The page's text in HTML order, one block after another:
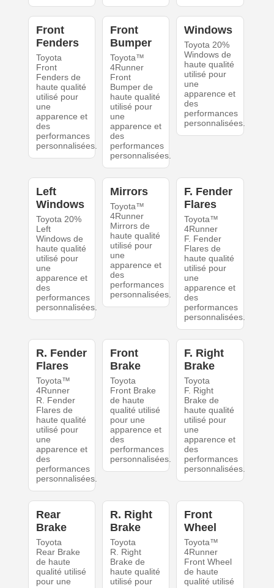
Front
Fenders
Toyota
Front
Fenders de
haute qualité
utilisé pour
une
apparence et
des
performances
personnalisées.
Front
Bumper
Toyota™
4Runner
Front
Bumper de
haute qualité
utilisé pour
une
apparence et
des
performances
personnalisées.
Windows
Toyota 20%
Windows de
haute qualité
utilisé pour
une
apparence et
des
performances
personnalisées.
Left
Windows
Toyota 20%
Left
Windows de
haute qualité
utilisé pour
une
apparence et
des
performances
personnalisées.
Mirrors
Toyota™
4Runner
Mirrors de
haute qualité
utilisé pour
une
apparence et
des
performances
personnalisées.
F. Fender
Flares
Toyota™
4Runner
F. Fender
Flares de
haute qualité
utilisé pour
une
apparence et
des
performances
personnalisées.
R. Fender
Flares
Toyota™
4Runner
R. Fender
Flares de
haute qualité
utilisé pour
une
apparence et
des
performances
personnalisées.
Front
Brake
Toyota
Front Brake
de haute
qualité utilisé
pour une
apparence et
des
performances
personnalisées.
F. Right
Brake
Toyota
F. Right
Brake de
haute qualité
utilisé pour
une
apparence et
des
performances
personnalisées.
Rear
Brake
Toyota
Rear Brake
de haute
qualité utilisé
pour une
R. Right
Brake
Toyota
R. Right
Brake de
haute qualité
utilisé pour
Front
Wheel
Toyota™
4Runner
Front Wheel
de haute
qualité utilisé